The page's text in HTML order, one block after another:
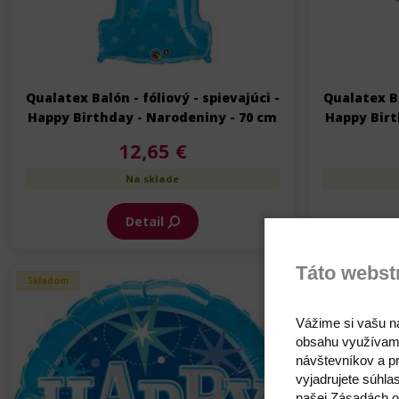
Qualatex Balón - fóliový - spievajúci -
Happy Birthday - Narodeniny - 70 cm
12,65 €
Na sklade
Detail
Qualatex
Happy
Skladom Skladom
Táto
Vážime si vašu
obsahu
návštevníkov a
vyjadrujete